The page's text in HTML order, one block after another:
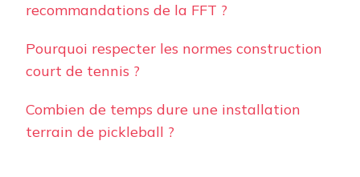
recommandations de la FFT ?
Pourquoi respecter les normes construction
court de tennis ?
Combien de temps dure une installation
terrain de pickleball ?